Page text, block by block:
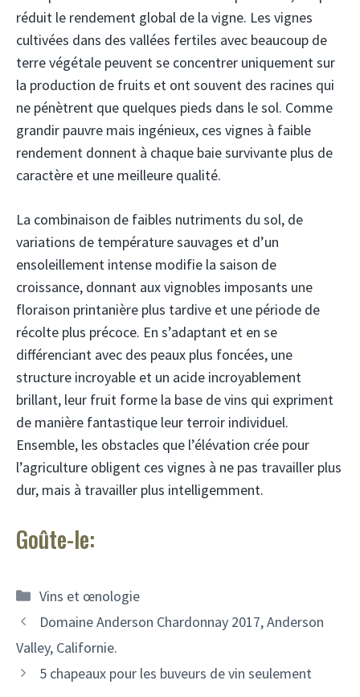
réduit le rendement global de la vigne. Les vignes
cultivées dans des vallées fertiles avec beaucoup de
terre végétale peuvent se concentrer uniquement sur
la production de fruits et ont souvent des racines qui
ne pénètrent que quelques pieds dans le sol. Comme
grandir pauvre mais ingénieux, ces vignes à faible
rendement donnent à chaque baie survivante plus de
caractère et une meilleure qualité.
La combinaison de faibles nutriments du sol, de
variations de température sauvages et d’un
ensoleillement intense modifie la saison de
croissance, donnant aux vignobles imposants une
floraison printanière plus tardive et une période de
récolte plus précoce. En s’adaptant et en se
différenciant avec des peaux plus foncées, une
structure incroyable et un acide incroyablement
brillant, leur fruit forme la base de vins qui expriment
de manière fantastique leur terroir individuel.
Ensemble, les obstacles que l’élévation crée pour
l’agriculture obligent ces vignes à ne pas travailler plus
dur, mais à travailler plus intelligemment.
Goûte-le:
Catégories
Vins et œnologie
Navigation
des
Domaine Anderson Chardonnay 2017, Anderson
Valley, Californie.
5 chapeaux pour les buveurs de vin seulement